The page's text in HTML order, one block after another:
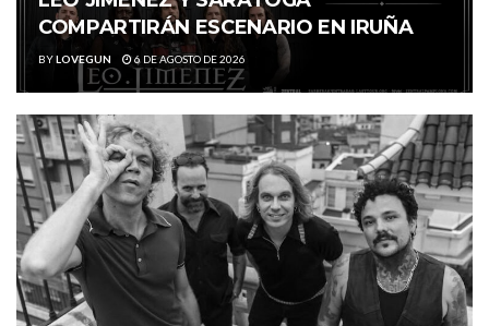
COMPARTIRÁN ESCENARIO EN IRUÑA
BYLOVEGUN 6 DE AGOSTO DE 2026